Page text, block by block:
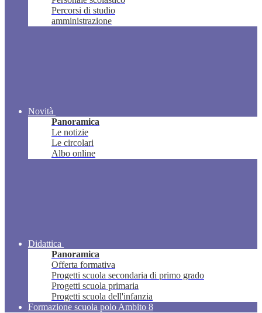
Percorsi di studio
amministrazione
Novità
Panoramica
Le notizie
Le circolari
Albo online
Didattica
Panoramica
Offerta formativa
Progetti scuola secondaria di primo grado
Progetti scuola primaria
Progetti scuola dell'infanzia
Formazione scuola polo Ambito 8